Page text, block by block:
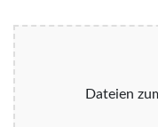
Dateien